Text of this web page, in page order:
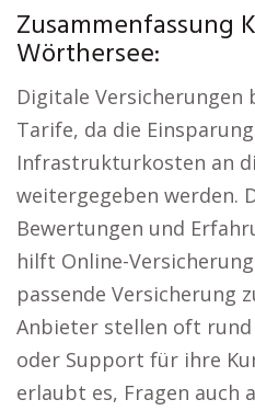
Zusammenfassung
Wörthersee:
Digitale
Tarife, da die
Infrastrukturkosten an
weitergegeben werden.
Bewertungen und
hilft Online-
passende Versicherung
Anbieter stellen oft
oder Support für ihre
erlaubt es, Fragen auch